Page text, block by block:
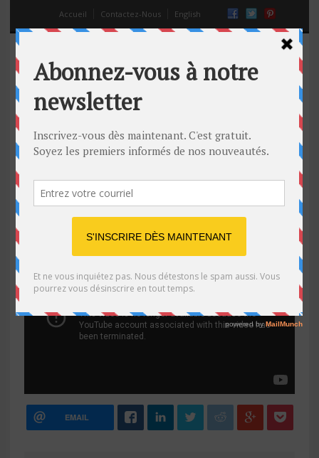
Accueil Contactez-Nous English
couteau planté dans le dos!
12 Août 2014 Off drôle,video,virale
EMAIL